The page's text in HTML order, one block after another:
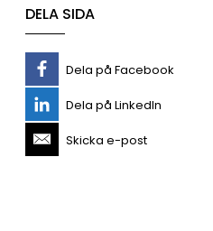
DELA SIDA
Dela på Facebook
Dela på LinkedIn
Skicka e-post